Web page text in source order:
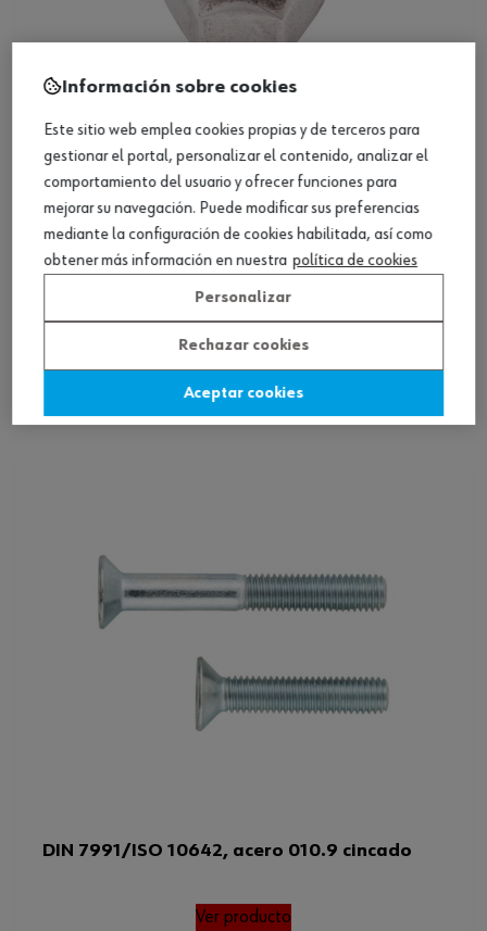
TUERCA-HEX-SLOK-ISO7042-A2-70-WS16-
M10
Loading...
Ver producto
¡HEMOS ENCONTRADO OTROS PRODUCTOS
QUE TE PUEDEN GUSTAR!
DIN 7991/ISO 10642, acero 010.9 cincado
Ver producto
Información sobre cookies
Este sitio web emplea cookies propias y de terceros para
gestionar el portal, personalizar el contenido, analizar el
comportamiento del usuario y ofrecer funciones para
mejorar su navegación. Puede modificar sus preferencias
mediante la configuración de cookies habilitada, así como
obtener más información en nuestra política de cookies
Personalizar
Rechazar cookies
Aceptar cookies